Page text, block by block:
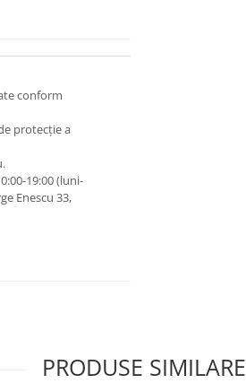
conform
protecție a
19:00 (luni-
Enescu 33,
PRODUSE SIMILARE